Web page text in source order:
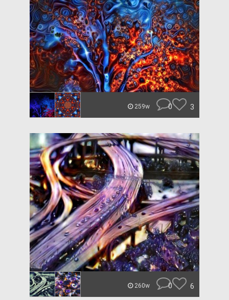
259w 0 3
260w 0 6